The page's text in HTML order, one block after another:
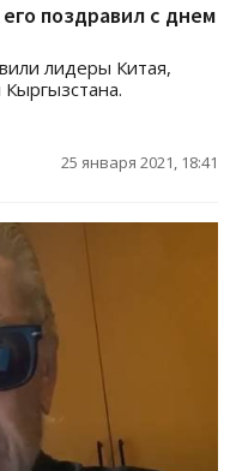
поздравил с днем
лидеры Китая,
25 января 2021, 18:41